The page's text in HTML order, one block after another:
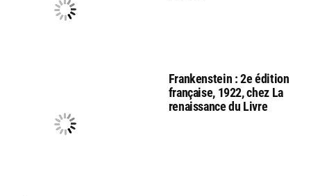
Frankenstein : 2e édition
française, 1922, chez La
renaissance du Livre